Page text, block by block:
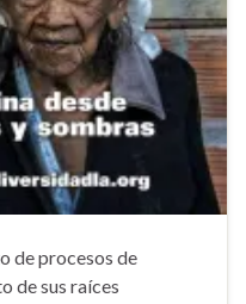
de procesos de
de sus raíces